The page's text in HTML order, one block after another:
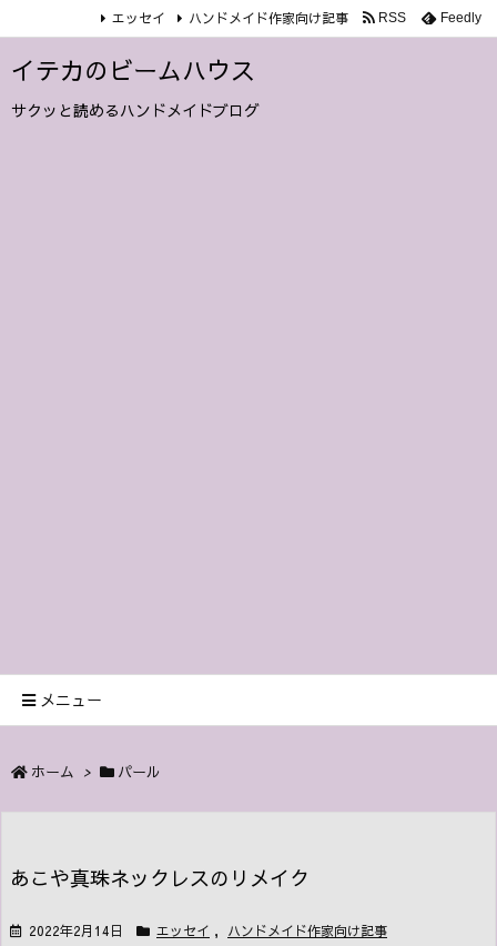
イテカのビームハウス
サクッと読めるハンドメイドブログ
メニュー
エッセイ ハンドメイド作家向け記事 RSS Feedly
ホーム > パール
あこや真珠ネックレスのリメイク
2022年2月14日 エッセイ , ハンドメイド作家向け記事